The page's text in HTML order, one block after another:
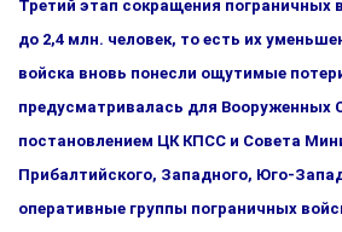
Третий этап сокращения пограничных
до 2,4 млн. человек, то есть их
войска вновь понесли ощутимые
предусматривалась для Вооруженных
постановлением ЦК КПСС и Совета
Прибалтийского, Западного, Юго-
оперативные группы пограничных